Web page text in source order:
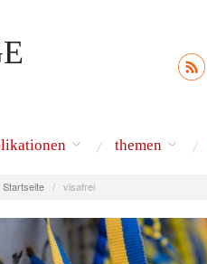
themen
Startseite / visafrei